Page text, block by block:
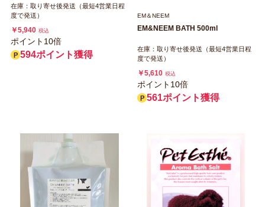
在庫：取り寄せ後発送（最短4営業日程
度で発送）
￥5,940 税込
ポイント10倍
594ポイント獲得
EM＆NEEM
EM&NEEM BATH 500ml
在庫：取り寄せ後発送（最短4営業日程
度で発送）
￥5,610 税込
ポイント10倍
561ポイント獲得